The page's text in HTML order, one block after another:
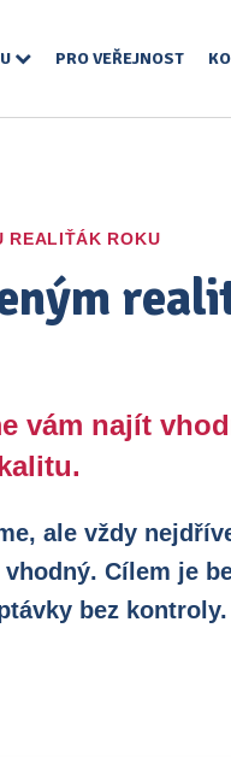
PRO VEŘEJNOST
REALIŤÁK ROKU
vám najít
ale vždy
Cílem je
bez kontroly.